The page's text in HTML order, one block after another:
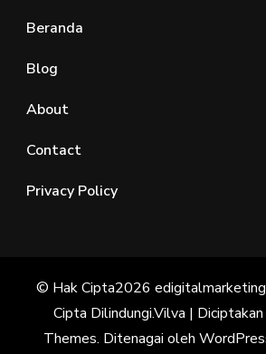
Beranda
Blog
About
Contact
Privacy Policy
© Hak Cipta2026
Cipta Dilindungi.Vilva |
Themes. Ditenagai oleh